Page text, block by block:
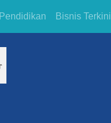
Pendidikan Bisnis Terkini